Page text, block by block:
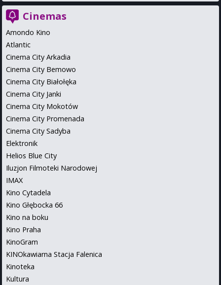
Cinemas
Amondo Kino
Atlantic
Cinema City Arkadia
Cinema City Bemowo
Cinema City Białołęka
Cinema City Janki
Cinema City Mokotów
Cinema City Promenada
Cinema City Sadyba
Elektronik
Helios Blue City
Iluzjon Filmoteki Narodowej
IMAX
Kino Cytadela
Kino Głębocka 66
Kino na boku
Kino Praha
KinoGram
KINOkawiarna Stacja Falenica
Kinoteka
Kultura